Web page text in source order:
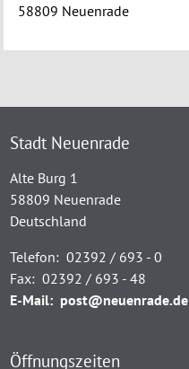
58809 Neuenrade
Stadt Neuenrade
Alte Burg 1
58809 Neuenrade
Deutschland
Telefon: 02392 / 693 - 0
Fax: 02392 / 693 - 48
E-Mail: post@neuenrade.de
Öffnungszeiten